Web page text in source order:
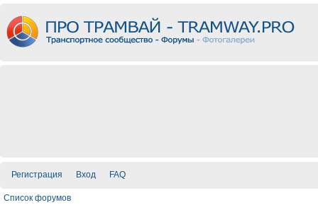
Регистрация Вход FAQ
Список форумов